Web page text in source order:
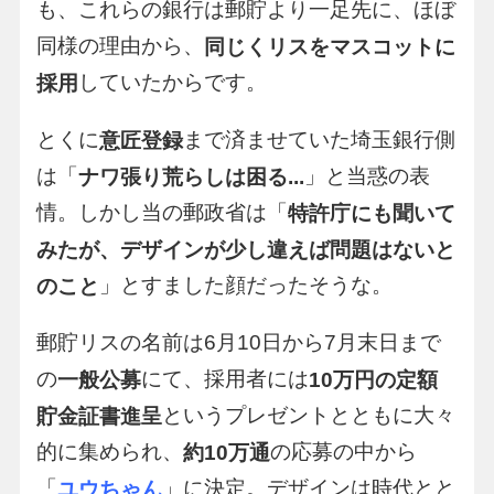
も、これらの銀行は郵貯より一足先に、ほぼ
同様の理由から、
同じくリスをマスコットに
採用 していたからです。
とくに意匠登録まで済ませていた埼玉銀行側
は「ナワ張り荒らしは困る... 」と当惑の表
情。しかし当の郵政省は「特許庁にも聞いて
みたが、デザインが少し違えば問題はないと
のこと 」とすました顔だったそうな。
郵貯リスの名前は6月10日から7月末日まで
の一般公募にて、採用者には10万円の定額
貯金証書進呈というプレゼントとともに大々
的に集められ、 約10万通の応募の中から
「 ユウちゃん」に決定。デザインは時代とと